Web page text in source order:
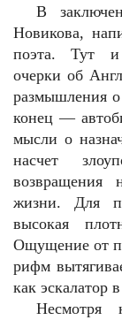
В
Новикова,
поэта. Тут и
очерки об
размышления
конец —
мысли о
насчет
возвращения
жизни. Для
высокая
Ощущение от
рифм
как эскалатор
Несмотря